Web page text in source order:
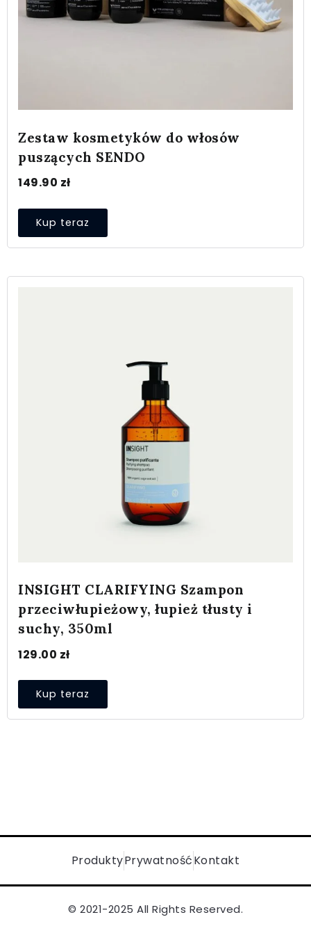
Zestaw kosmetyków do włosów
puszących SENDO
149.90 zł
Kup teraz
INSIGHT CLARIFYING Szampon
przeciwłupieżowy, łupież tłusty i
suchy, 350ml
129.00 zł
Kup teraz
ProduktyPrywatnośćKontakt
© 2021-2025 All Rights Reserved.